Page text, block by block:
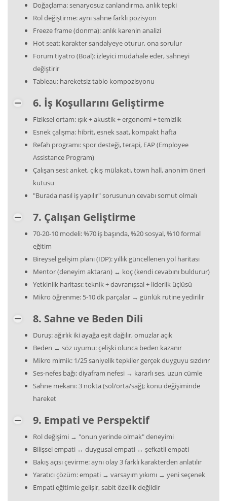
Doğaçlama: senaryosuz canlandırma, anlık tepki
Rol değiştirme: aynı sahne farklı pozisyon
Freeze frame (donma): anlık karenin analizi
Hot seat: karakter sandalyeye oturur, ona sorulur
Forum tiyatro (Boal): izleyici müdahale eder, sahneyi
değiştirir
Tableau: hareketsiz tablo kompozisyonu
6. İş Koşullarını Geliştirme
Fiziksel ortam: ışık + akustik + ergonomi + temizlik
Esnek çalışma: hibrit, esnek saat, kompakt hafta
Refah programı: spor desteği, terapi, EAP (Employee
Assistance Program)
Çalışan sesi: anket, çıkış mülakatı, town hall, anonim öneri
kutusu
"Burada nasıl iş yapılır" sorusunun cevabı somut olmalı
7. Çalışan Geliştirme
70-20-10 modeli: %70 iş başında, %20 sosyal, %10 formal
eğitim
Bireysel gelişim planı (IDP): yıllık güncellenen yol haritası
Mentor (deneyim aktaran) ↔ koç (kendi cevabını buldurur)
Yetkinlik haritası: teknik + davranışsal + liderlik üçlüsü
Mikro öğrenme: 5-10 dk parçalar → günlük rutine yedirilir
8. Sahne ve Beden Dili
Duruş: ağırlık iki ayağa eşit dağılır, omuzlar açık
Beden ↔ söz uyumu: çelişki olunca beden kazanır
Mikro mimik: 1/25 saniyelik tepkiler gerçek duyguyu sızdırır
Ses-nefes bağı: diyafram nefesi → kararlı ses, uzun cümle
Sahne mekanı: 3 nokta (sol/orta/sağ); konu değişiminde
hareket
9. Empati ve Perspektif
Rol değişimi → "onun yerinde olmak" deneyimi
Bilişsel empati ↔ duygusal empati ↔ şefkatli empati
Bakış açısı çevirme: aynı olay 3 farklı karakterden anlatılır
Yaratıcı çözüm: empati → varsayım yıkımı → yeni seçenek
Empati eğitimle gelişir, sabit özellik değildir